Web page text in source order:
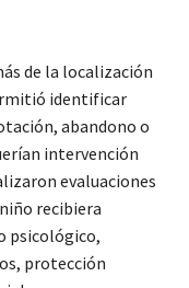
de la localización
identificar
abandono o
intervención
evaluaciones
recibiera
psicológico,
protección